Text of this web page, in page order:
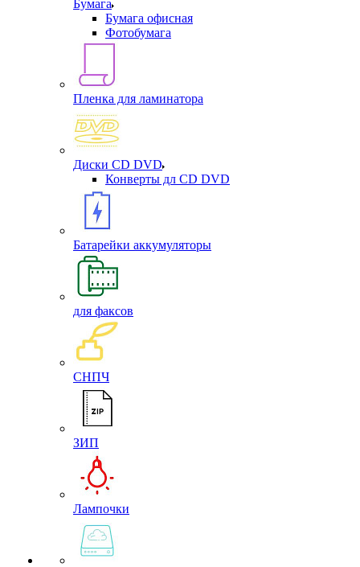
Бумага
Бумага офисная
Фотобумага
Пленка для ламинатора
Диски CD DVD
Конверты дл CD DVD
Батарейки аккумуляторы
для факсов
СНПЧ
ЗИП
Лампочки